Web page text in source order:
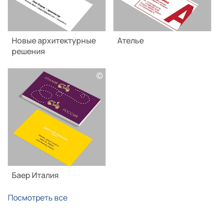
Новые архитектурные
решения
Ателье
©
Баер Италия
Посмотреть все